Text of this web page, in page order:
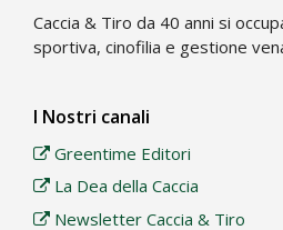
Caccia & Tiro da 40 anni si
sportiva, cinofilia e gestione
I Nostri canali
Greentime Editori
La Dea della Caccia
Newsletter Caccia & Tiro